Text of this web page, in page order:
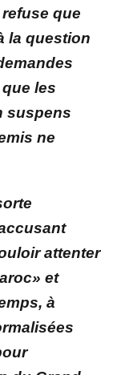
que
la question
les
suspens
ne
attenter
et
à